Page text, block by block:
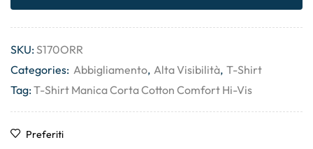
SKU:S170ORR
Categories: Abbigliamento, Alta Visibilità, T-Shirt
Tag:T-Shirt Manica Corta Cotton Comfort Hi-Vis
Preferiti